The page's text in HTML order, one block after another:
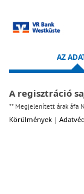
AZ
A regisztráció
** Megjelenített árak áfa
Körülmények |